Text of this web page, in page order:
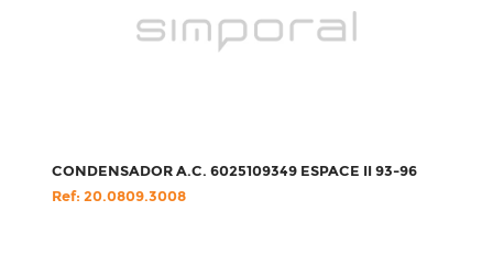
CONDENSADOR A.C. 6025109349 ESPACE II 93-96
Ref: 20.0809.3008